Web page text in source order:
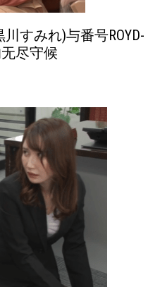
川すみれ)与番号ROYD-
尽守候